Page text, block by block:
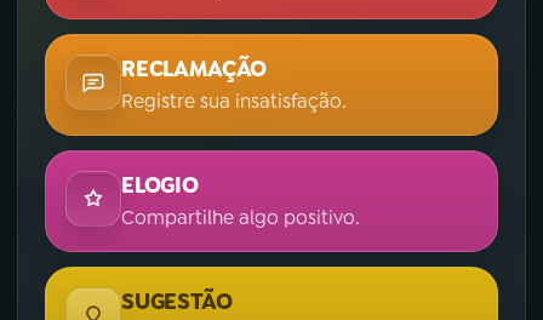
RECLAMAÇÃO
Registre sua insatisfação.
ELOGIO
Compartilhe algo positivo.
SUGESTÃO